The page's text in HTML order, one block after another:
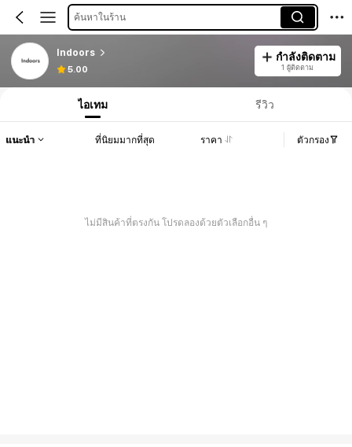
ค้นหาในร้าน
Indoors
5.00
กำลังติดตาม
1 ผู้ติดตาม
ไอเทม รีวิว
แนะนำ ที่นิยมมากที่สุด ราคา ตัวกรอง
ไม่มีสินค้าที่ตรงกัน โปรดลองด้วยตัวเลือกอื่น ๆ